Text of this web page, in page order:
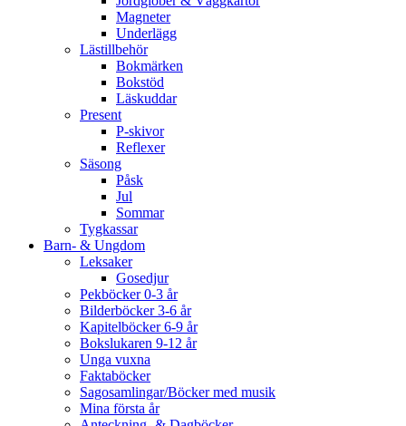
Magneter
Underlägg
Lästillbehör
Bokmärken
Bokstöd
Läskuddar
Present
P-skivor
Reflexer
Säsong
Påsk
Jul
Sommar
Tygkassar
Barn- & Ungdom
Leksaker
Gosedjur
Pekböcker 0-3 år
Bilderböcker 3-6 år
Kapitelböcker 6-9 år
Bokslukaren 9-12 år
Unga vuxna
Faktaböcker
Sagosamlingar/Böcker med musik
Mina första år